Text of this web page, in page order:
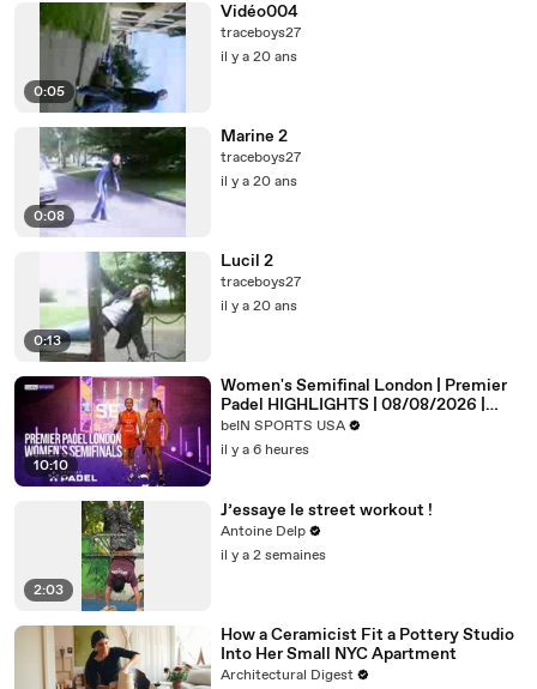
0:05
Vidéo004
traceboys27
il y a 20 ans
0:08
Marine 2
traceboys27
il y a 20 ans
0:13
Lucil 2
traceboys27
il y a 20 ans
10:10
Women's Semifinal London | Premier
Padel HIGHLIGHTS | 08/08/2026 |
beIN SPORTS USA
beIN SPORTS USA
il y a 6 heures
2:03
J’essaye le street workout !
Antoine Delp
il y a 2 semaines
How a Ceramicist Fit a Pottery Studio
Into Her Small NYC Apartment
Architectural Digest